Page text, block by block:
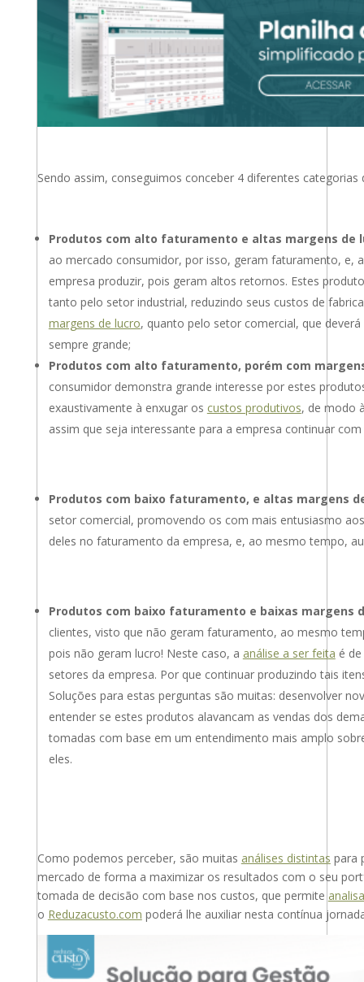
Sendo assim, conseguimos conceber 4 diferentes categorias
Produtos com alto faturamento e altas margens de
ao mercado consumidor, por isso, geram faturamento, e,
empresa produzir, pois geram altos retornos. Estes
tanto pelo setor industrial, reduzindo seus custos de
margens de lucro, quanto pelo setor comercial, que
sempre grande;
Produtos com alto faturamento, porém com
consumidor demonstra grande interesse por estes
exaustivamente à enxugar os custos produtivos, de modo
assim que seja interessante para a empresa continuar
Produtos com baixo faturamento, e altas margens
setor comercial, promovendo os com mais entusiasmo
deles no faturamento da empresa, e, ao mesmo tempo,
Produtos com baixo faturamento e baixas margens
clientes, visto que não geram faturamento, ao mesmo
pois não geram lucro! Neste caso, a análise a ser feita é
setores da empresa. Por que continuar produzindo tais
Soluções para estas perguntas são muitas: desenvolver
entender se estes produtos alavancam as vendas dos
tomadas com base em um entendimento mais amplo
eles.
Como podemos perceber, são muitas análises distintas para
mercado de forma a maximizar os resultados com o seu
tomada de decisão com base nos custos, que permite
o Reduzacusto.com poderá lhe auxiliar nesta contínua